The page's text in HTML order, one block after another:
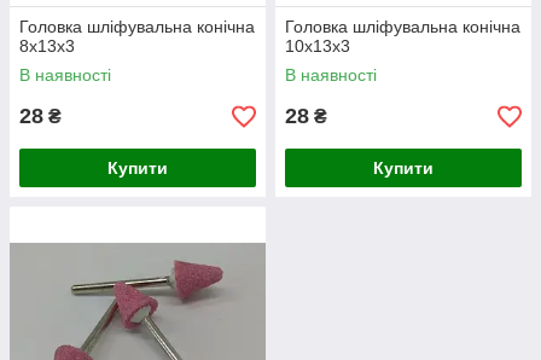
Головка шліфувальна конічна
8х13х3
В наявності
28 ₴
Купити
Головка шліфувальна конічна
10х13х3
В наявності
28 ₴
Купити